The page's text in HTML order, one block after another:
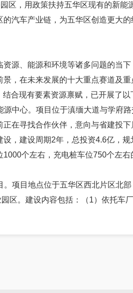
区，用政策扶持五华区现有的新能
汽车产业链，为五华区创造更大的
源、能源和环境等诸多问题的当
，在未来发展的十大重点赛道及重
合现有要素资源禀赋，已开展了以
中心。项目位于滇缅大道与学府
在寻找合作伙伴，意向与省建投
，建设周期2年，总投资4.6亿，
个左右，充电桩车位750个左
项目地点位于五华区西北片区北
区。建设内容包括：（1）依托车